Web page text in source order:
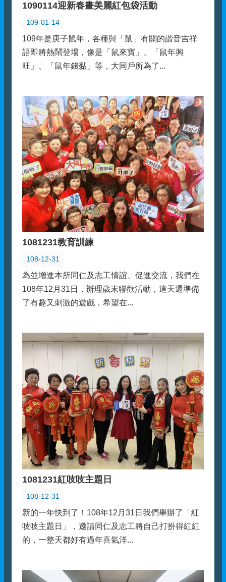
1090114迎新春畫美麗紅包袋活動
109-01-14
109年是庚子鼠年，各種與「鼠」有關的諧音吉祥
語即將熱鬧登場，像是「鼠來寶」、「鼠年興
旺」、「鼠年錢黏」等，大同戶所為了...
1081231教育訓練
108-12-31
為並增進本所同仁及志工情誼、促進交流，我們在
108年12月31日，辦理歲末聯歡活動，這天還準備
了有趣又刺激的遊戲，希望在...
1081231紅吱吱主題日
108-12-31
新的一年快到了！108年12月31日我們舉辦了「紅
吱吱主題日」，邀請同仁及志工將自己打扮得紅紅
的，一整天都好有過年喜氣洋...